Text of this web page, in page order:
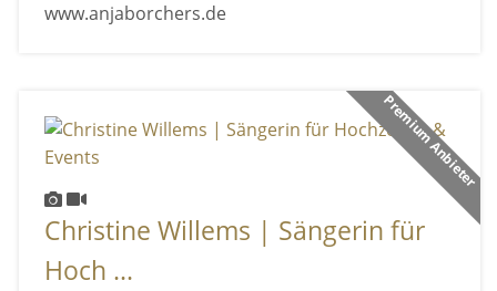
www.anjaborchers.de
Premium Anbieter
Christine Willems | Sängerin für
Hoch ...